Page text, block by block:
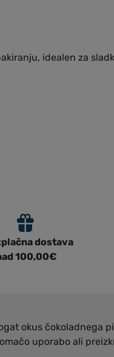
idealen za
dostava
100,00€
okus čokoladnega
uporabo ali